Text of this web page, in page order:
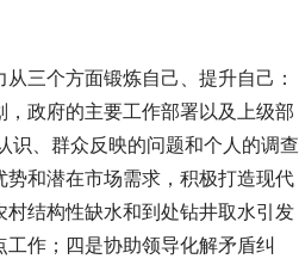
三个方面锻炼自己、提升自己：
政府的主要工作部署以及上级部
识、群众反映的问题和个人的调查
和潜在市场需求，积极打造现代
结构性缺水和到处钻井取水引发
作；四是协助领导化解矛盾纠